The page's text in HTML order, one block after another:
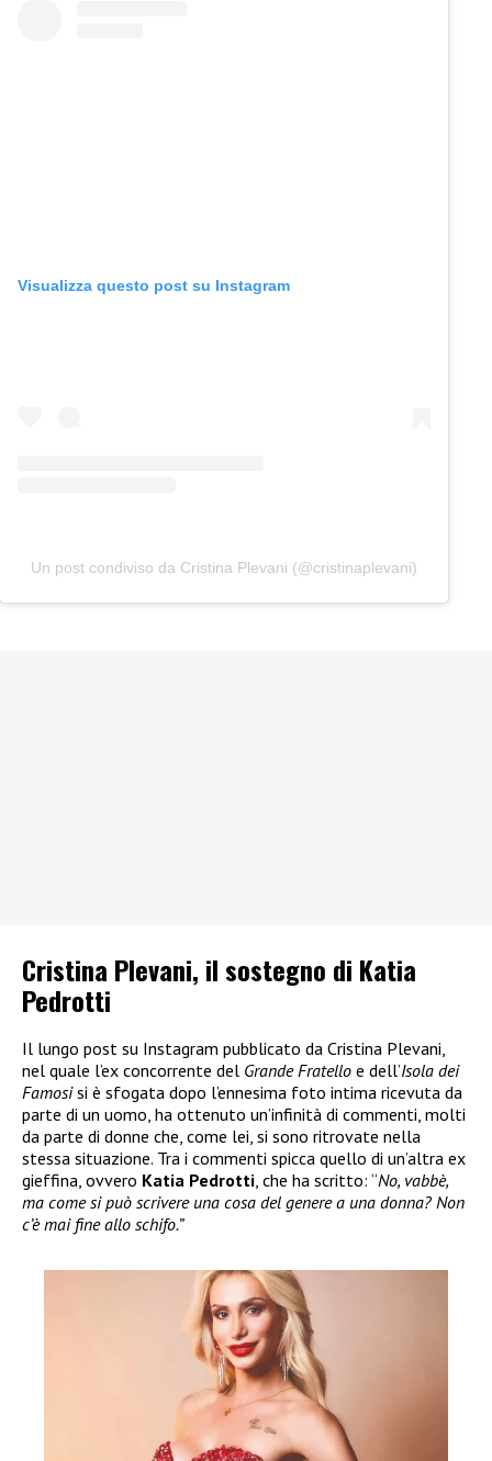
Visualizza questo post su Instagram
Un post condiviso da Cristina Plevani (@cristinaplevani)
Cristina Plevani, il sostegno di Katia
Pedrotti
Il lungo post su Instagram pubblicato da Cristina Plevani,
nel quale l’ex concorrente del Grande Fratello e dell’Isola dei
Famosisi è sfogata dopo l’ennesima foto intima ricevuta da
parte di un uomo, ha ottenuto un’infinità di commenti, molti
da parte di donne che, come lei, si sono ritrovate nella
stessa situazione. Tra i commenti spicca quello di un’altra ex
gieffina, ovvero Katia Pedrotti, che ha scritto: “No, vabbè,
ma come si può scrivere una cosa del genere a una donna? Non
c’è mai fine allo schifo.”